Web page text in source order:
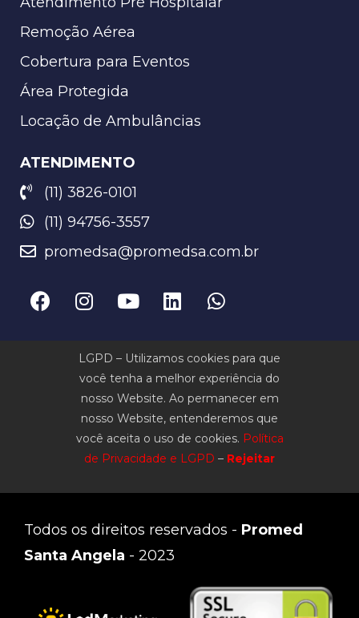
Remoção Aérea
Cobertura para Eventos
Área Protegida
Locação de Ambulâncias
ATENDIMENTO
(11) 3826-0101
(11) 94756-3557
promedsa@promedsa.com.br
LGPD – Utilizamos cookies para que
você tenha a melhor experiência do
nosso Website. Ao permanecer em
nosso Website, entenderemos que
você aceita o uso de cookies. Política
de Privacidade e LGPD – Rejeitar
Todos os direitos reservados - Promed
Santa Angela - 2023